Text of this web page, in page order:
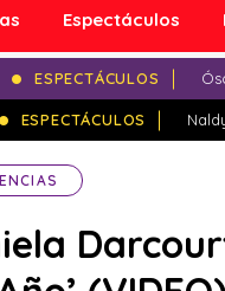
Espectáculos
ESPECTÁCULOS
ESPECTÁCULOS